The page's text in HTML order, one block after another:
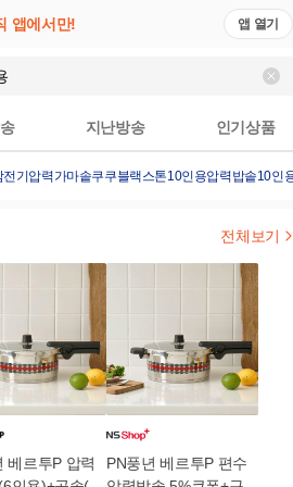
앱에서만! 앱 열기
지난방송 인기상품
전기압력가마솥쿠쿠블랙스톤10인용압력밥솥10인
전체보기
베르투P 압력
PN풍년 베르투P 편수